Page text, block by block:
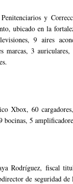
y
ubicado en la
9 aires
marcas, 3
Xbox, 60
bocinas, 5
Rodríguez, fiscal
de seguridad